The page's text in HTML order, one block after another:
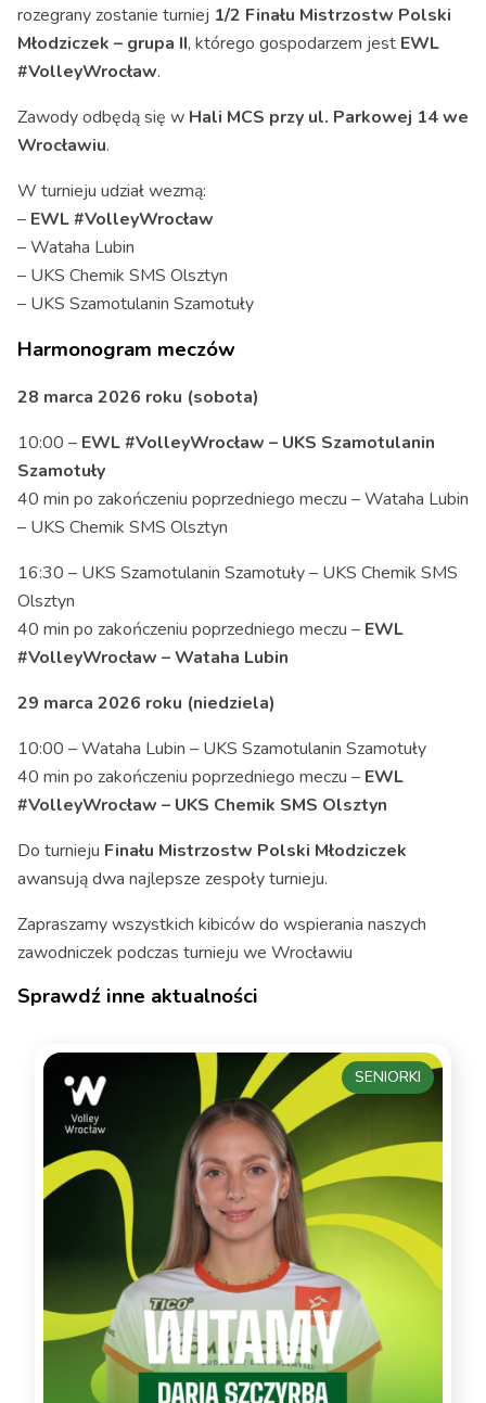
rozegrany zostanie turniej 1/2 Finału Mistrzostw Polski
Młodziczek – grupa II, którego gospodarzem jest EWL
#VolleyWrocław.
Zawody odbędą się w Hali MCS przy ul. Parkowej 14 we
Wrocławiu.
W turnieju udział wezmą:
– EWL #VolleyWrocław
– Wataha Lubin
– UKS Chemik SMS Olsztyn
– UKS Szamotulanin Szamotuły
Harmonogram meczów
28 marca 2026 roku (sobota)
10:00 – EWL #VolleyWrocław – UKS Szamotulanin
Szamotuły
40 min po zakończeniu poprzedniego meczu – Wataha Lubin
– UKS Chemik SMS Olsztyn
16:30 – UKS Szamotulanin Szamotuły – UKS Chemik SMS
Olsztyn
40 min po zakończeniu poprzedniego meczu – EWL
#VolleyWrocław – Wataha Lubin
29 marca 2026 roku (niedziela)
10:00 – Wataha Lubin – UKS Szamotulanin Szamotuły
40 min po zakończeniu poprzedniego meczu – EWL
#VolleyWrocław – UKS Chemik SMS Olsztyn
Do turnieju Finału Mistrzostw Polski Młodziczek
awansują dwa najlepsze zespoły turnieju.
Zapraszamy wszystkich kibiców do wspierania naszych
zawodniczek podczas turnieju we Wrocławiu
Sprawdź inne aktualności
SENIORKI